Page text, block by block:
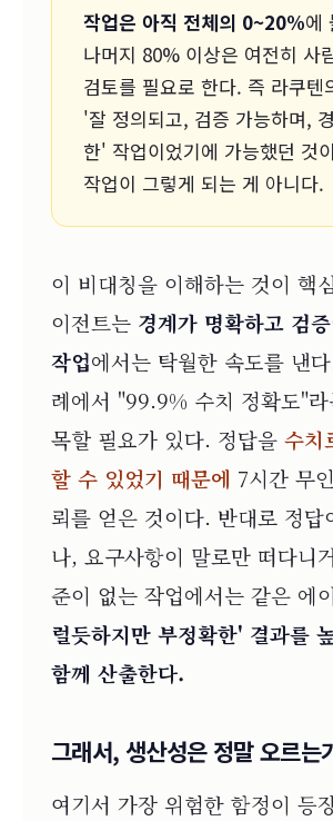
작업은 아직 전체의 0~20%에
나머지 80% 이상은 여전히 사
검토를 필요로 한다. 즉 라쿠텐
'잘 정의되고, 검증 가능하며,
한' 작업이었기에 가능했던 것
작업이 그렇게 되는 게 아니다.
이 비대칭을 이해하는 것이 핵
이전트는 경계가 명확하고 검
작업에서는 탁월한 속도를 낸
례에서 "99.9% 수치 정확도"
목할 필요가 있다. 정답을 수치
할 수 있었기 때문에 7시간 무
뢰를 얻은 것이다. 반대로 정답
나, 요구사항이 말로만 떠다니
준이 없는 작업에서는 같은 에
럴듯하지만 부정확한' 결과를
함께 산출한다.
그래서, 생산성은 정말 오르는
여기서 가장 위험한 함정이 등